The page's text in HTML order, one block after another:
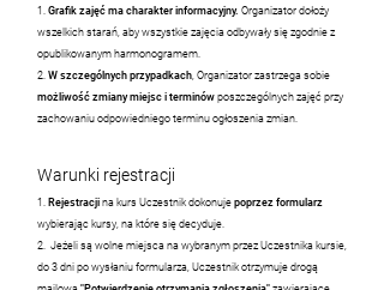
1. Grafik zajęć ma charakter informacyjny. Organizator dołoży
wszelkich starań, aby wszystkie zajęcia odbywały się zgodnie z
opublikowanym harmonogramem.
2. W szczególnych przypadkach, Organizator zastrzega sobie
możliwość zmiany miejsc i terminów poszczególnych zajęć przy
zachowaniu odpowiedniego terminu ogłoszenia zmian.
Warunki rejestracji
1. Rejestracji na kurs Uczestnik dokonuje poprzez formularz
wybierając kursy, na które się decyduje.
2. Jeżeli są wolne miejsca na wybranym przez Uczestnika kursie,
do 3 dni po wysłaniu formularza, Uczestnik otrzymuje drogą